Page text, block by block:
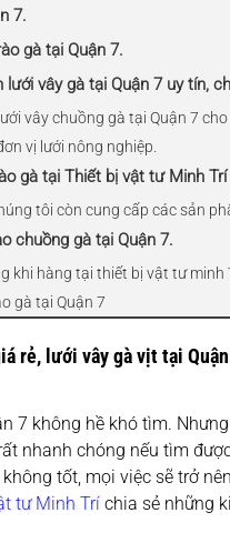
7.
gà tại Quận 7.
vây gà tại Quận 7 uy tín,
vây chuồng gà tại Quận 7 cho
vị lưới nông nghiệp.
gà tại Thiết bị vật tư Minh Trí
tôi còn cung cấp các sản
chuồng gà tại Quận 7.
khi hàng tại thiết bị vật tư minh
gà tại Quận 7
rẻ, lưới vây gà vịt tại
7 không hề khó tìm.
nhanh chóng nếu tìm
tốt, mọi việc sẽ trở
tư Minh Trí chia sẻ những